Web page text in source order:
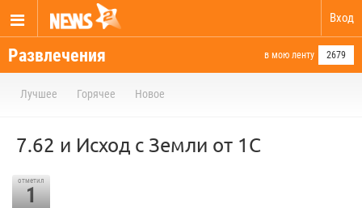
Вход
Развлечения в мою ленту 2679
Лучшее Горячее Новое
7.62 и Исход с Земли от 1С
отметил
1